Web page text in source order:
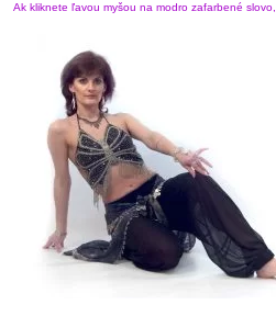
Ak kliknete ľavou myšou na modro zafarbené